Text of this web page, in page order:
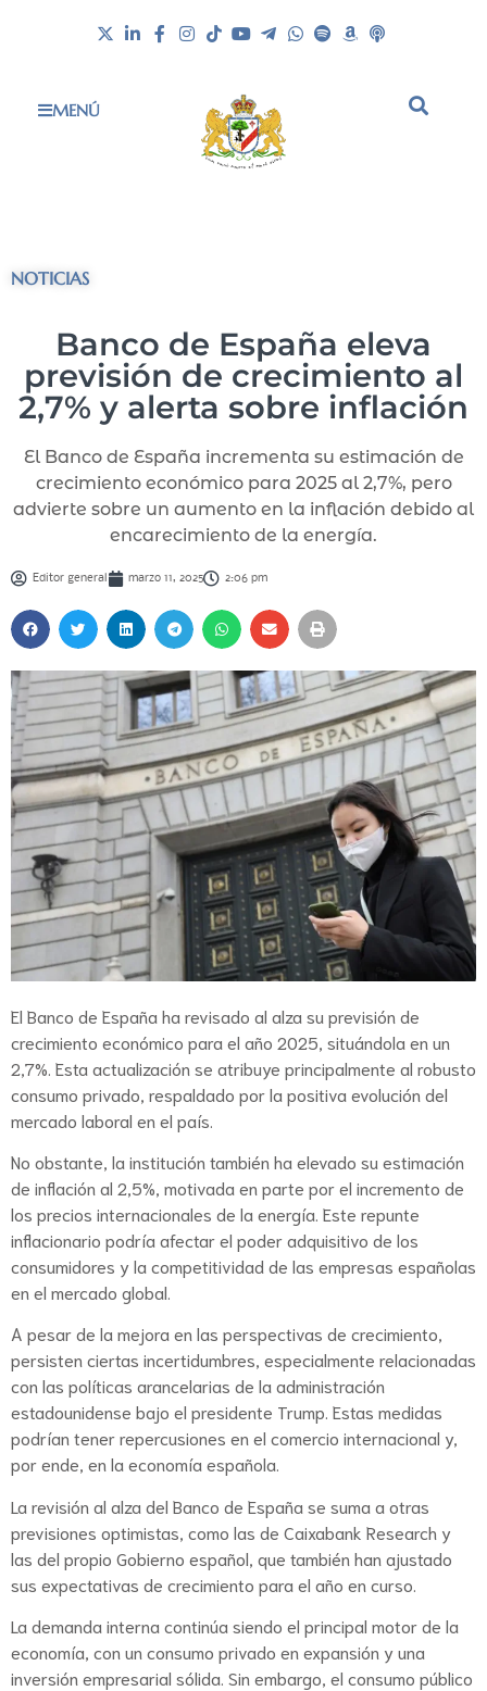
MENÚ
NOTICIAS
Banco de España eleva
previsión de crecimiento al
2,7% y alerta sobre inflación
El Banco de España incrementa su estimación de
crecimiento económico para 2025 al 2,7%, pero
advierte sobre un aumento en la inflación debido al
encarecimiento de la energía.
Editor general marzo 11, 2025 2:06 pm
El Banco de España ha revisado al alza su previsión de
crecimiento económico para el año 2025, situándola en un
2,7%. Esta actualización se atribuye principalmente al robusto
consumo privado, respaldado por la positiva evolución del
mercado laboral en el país.
No obstante, la institución también ha elevado su estimación
de inflación al 2,5%, motivada en parte por el incremento de
los precios internacionales de la energía. Este repunte
inflacionario podría afectar el poder adquisitivo de los
consumidores y la competitividad de las empresas españolas
en el mercado global.
A pesar de la mejora en las perspectivas de crecimiento,
persisten ciertas incertidumbres, especialmente relacionadas
con las políticas arancelarias de la administración
estadounidense bajo el presidente Trump. Estas medidas
podrían tener repercusiones en el comercio internacional y,
por ende, en la economía española.
La revisión al alza del Banco de España se suma a otras
previsiones optimistas, como las de Caixabank Research y
las del propio Gobierno español, que también han ajustado
sus expectativas de crecimiento para el año en curso.
La demanda interna continúa siendo el principal motor de la
economía, con un consumo privado en expansión y una
inversión empresarial sólida. Sin embargo, el consumo público